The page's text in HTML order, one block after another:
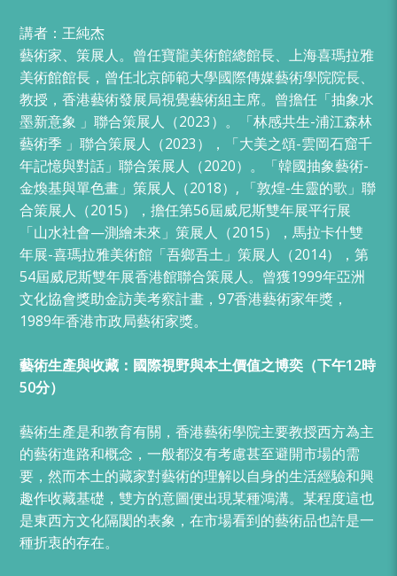
講者：王純杰
藝術家、策展人。曾任寶龍美術館總館長、上海喜瑪拉雅
美術館館長，曾任北京師範大學國際傳媒藝術學院院長、
教授，香港藝術發展局視覺藝術組主席。曾擔任「抽象水
墨新意象 」聯合策展人（2023）。「林感共生-浦江森林
藝術季 」聯合策展人（2023），「大美之頌-雲岡石窟千
年記憶與對話」聯合策展人（2020）。「韓國抽象藝術-
金煥基與單色畫」策展人（2018）, 「敦煌-生靈的歌」聯
合策展人（2015），擔任第56屆威尼斯雙年展平行展
「山水社會—測繪未來」策展人（2015），馬拉卡什雙
年展-喜瑪拉雅美術館「吾鄉吾土」策展人（2014），第
54屆威尼斯雙年展香港館聯合策展人。曾獲1999年亞洲
文化協會獎助金訪美考察計畫，97香港藝術家年獎，
1989年香港市政局藝術家獎。
藝術生產與收藏：國際視野與本土價值之博奕（下午12時
50分）
藝術生產是和教育有關，香港藝術學院主要教授西方為主
的藝術進路和概念，一般都沒有考慮甚至避開市場的需
要，然而本土的藏家對藝術的理解以自身的生活經驗和興
趣作收藏基礎，雙方的意圖便出現某種鴻溝。某程度這也
是東西方文化隔閡的表象，在市場看到的藝術品也許是一
種折衷的存在。